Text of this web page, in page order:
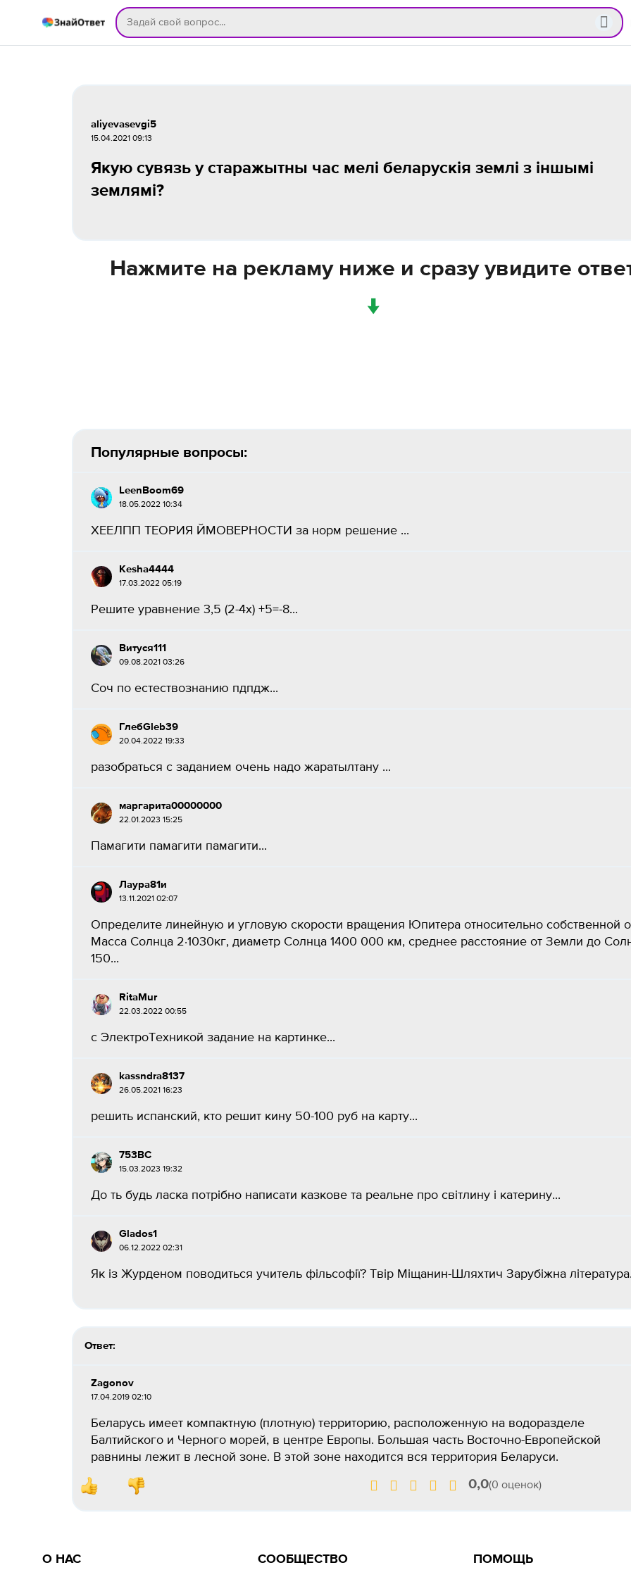
aliyevasevgi5
15.04.2021 09:13
Якую сувязь у старажытны час мелі беларускія землі з іншымі
землямі?
Нажмите на рекламу ниже и сразу увидите
↓
Популярные вопросы:
LeenBoom69
18.05.2022 10:34
ХЕЕЛПП ТЕОРИЯ ЙМОВЕРНОСТИ за норм решение ​...
Kesha4444
17.03.2022 05:19
Решите уравнение 3,5 (2-4х) +5=-8​...
Витуся111
09.08.2021 03:26
Соч по естествознанию пдпдж...
ГлебGleb39
20.04.2022 19:33
разобраться с заданием очень надо жаратылтану ​...
маргарита00000000
22.01.2023 15:25
Памагити памагити памагити...
Лаура81и
13.11.2021 02:07
Определите линейную и угловую скорости вращения Юпитера относительно собственной
Масса Солнца 2∙1030кг, диаметр Солнца 1400 000 км, среднее расстояние от Земли до
150...
RitaMur
22.03.2022 00:55
с ЭлектроТехникой задание на картинке...
kassndra8137
26.05.2021 16:23
решить испанский, кто решит кину 50-100 руб на карту...
753BC
15.03.2023 19:32
До ть будь ласка потрібно написати казкове та реальне про світлину і катерину​...
Glados1
06.12.2022 02:31
Як із Журденом поводиться учитель фільсофії?​ Твір Міщанин-Шляхтич Зарубіжна
Ответ:
Zagonov
17.04.2019 02:10
Беларусь имеет компактную (плотную) территорию, расположенную на водоразделе
Балтийского и Черного морей, в центре Европы. Большая часть Восточно-Европейской
равнины лежит в лесной зоне. В этой зоне находится вся территория Беларуси.
0,0(0 оценок)
О НАС СООБЩЕСТВО ПОМОЩЬ